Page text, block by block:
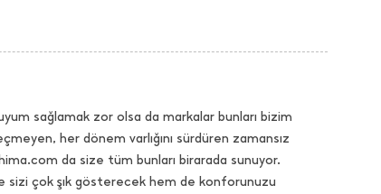
sağlamak zor olsa da markalar bunları bizim
her dönem varlığını sürdüren zamansız
da size tüm bunları birarada sunuyor.
sizi çok şık gösterecek hem de konforunuzu